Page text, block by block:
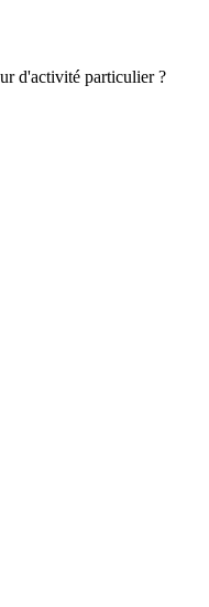
d'activité particulier ?